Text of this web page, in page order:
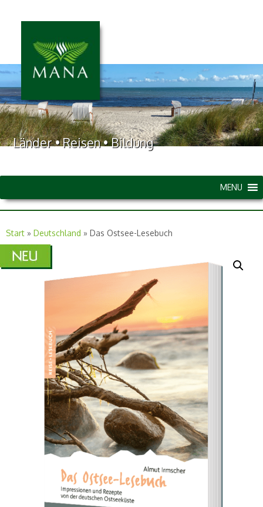
Länder • Reisen • Bildung
MENU
Start » Deutschland » Das Ostsee-Lesebuch